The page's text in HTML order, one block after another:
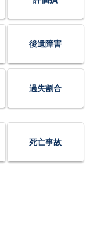
後遺障害
過失割合
死亡事故